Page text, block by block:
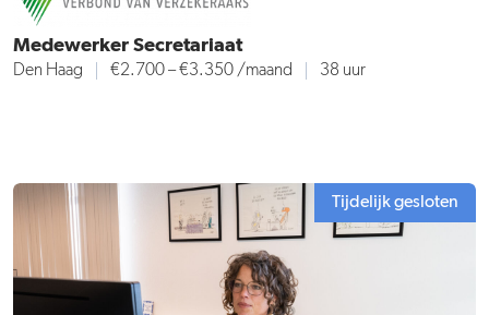
Medewerker Secretariaat
Den Haag €2.700 – €3.350/maand 38 uur
Tijdelijk gesloten